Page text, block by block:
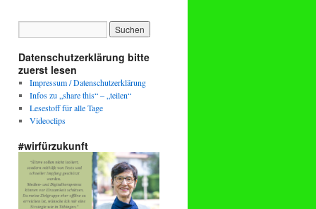
Datenschutzerklärung bitte
zuerst lesen
Impressum / Datenschutzerklärung
Infos zu „share this“ – „teilen“
Lesestoff für alle Tage
Videoclips
#wirfürzukunft